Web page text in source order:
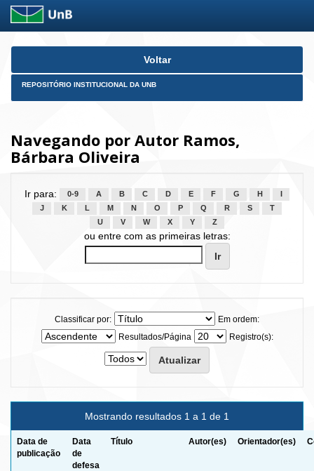
Skip
Voltar
REPOSITÓRIO INSTITUCIONAL DA UNB
Navegando por Autor Ramos,
Bárbara Oliveira
Ir para: 0-9 A B C D E F G H
J
K L M N O P Q R S
T
U
V W X Y Z
ou entre com as primeiras letras:
Classificar por:
Em ordem:
Resultados/Página
Registro(s):
Mostrando resultados 1 a 1 de 1
Data de
publicação
Data
de
defesa
Título Autor(es) Orientador(es)